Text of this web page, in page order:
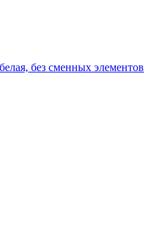
без сменных элементов